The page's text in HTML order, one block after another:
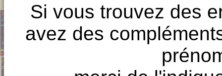
Si vous trouvez des
avez des